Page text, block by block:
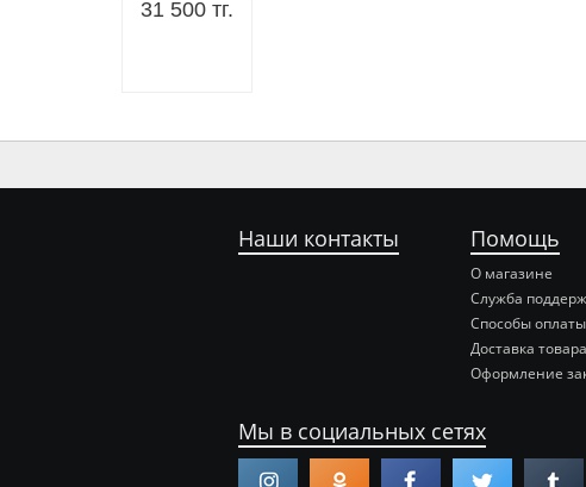
31 500 тг.
Наши контакты Помощь
О магазине
Служба
Способы оплаты
Доставка товара
Оформление
Мы в социальных сетях